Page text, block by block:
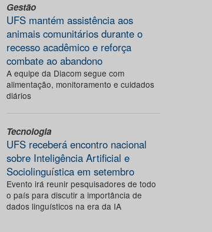
Gestão
UFS mantém assistência aos
animais comunitários durante o
recesso acadêmico e reforça
combate ao abandono
A equipe da Diacom segue com
alimentação, monitoramento e cuidados
diários
Tecnologia
UFS receberá encontro nacional
sobre Inteligência Artificial e
Sociolinguística em setembro
Evento irá reunir pesquisadores de todo
o país para discutir a importância de
dados linguísticos na era da IA